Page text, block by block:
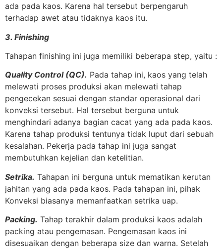
ada pada kaos. Karena hal tersebut berpengaruh
terhadap awet atau tidaknya kaos itu.
3. Finishing
Tahapan finishing ini juga memiliki beberapa step, yaitu :
Quality Control (QC). Pada tahap ini, kaos yang telah
melewati proses produksi akan melewati tahap
pengecekan sesuai dengan standar operasional dari
konveksi tersebut. Hal tersebut berguna untuk
menghindari adanya bagian cacat yang ada pada kaos.
Karena tahap produksi tentunya tidak luput dari sebuah
kesalahan. Pekerja pada tahap ini juga sangat
membutuhkan kejelian dan ketelitian.
Setrika. Tahapan ini berguna untuk mematikan kerutan
jahitan yang ada pada kaos. Pada tahapan ini, pihak
Konveksi biasanya memanfaatkan setrika uap.
Packing. Tahap terakhir dalam produksi kaos adalah
packing atau pengemasan. Pengemasan kaos ini
disesuaikan dengan beberapa size dan warna. Setelah